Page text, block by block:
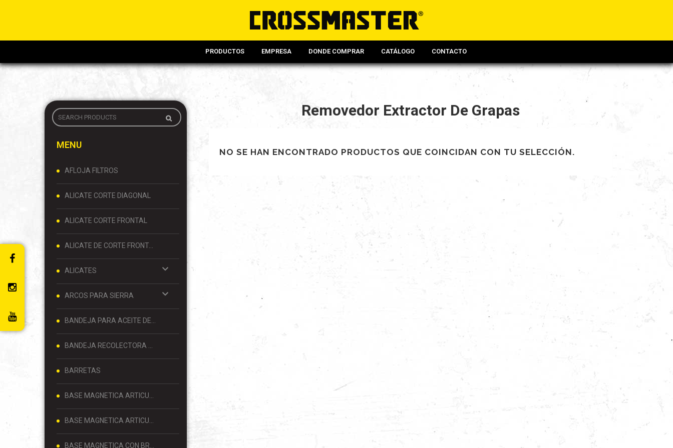
PRODUCTOS EMPRESA DONDE COMPRAR CATÁLOGO CONTACTO
MENU
AFLOJA FILTROS
ALICATE CORTE DIAGONAL
ALICATE CORTE FRONTAL
ALICATE DE CORTE FRONTAL 8 PULGADAS
ALICATES
ARCOS PARA SIERRA
BARRETAS
Removedor Extractor De Grapas
NO SE HAN ENCONTRADO PRODUCTOS QUE COINCIDAN CON TU SELECCIÓN.